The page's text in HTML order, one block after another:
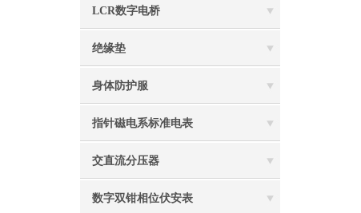
LCR数字电桥
绝缘垫
身体防护服
指针磁电系标准电表
交直流分压器
数字双钳相位伏安表